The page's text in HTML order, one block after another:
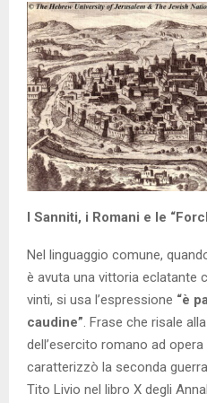
I Sanniti, i Romani e le
Nel linguaggio comune,
è avuta una vittoria eclatante
vinti, si usa l’espressione “è
caudine”. Frase che risale
dell’esercito romano ad
caratterizzò la seconda
Tito Livio nel libro X degli